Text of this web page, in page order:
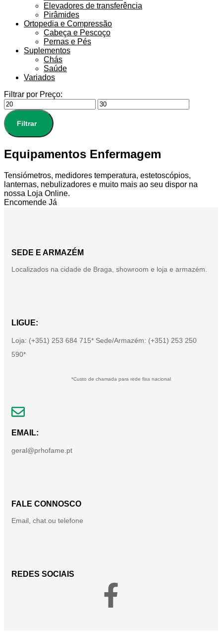
Elevadores de transferência
Pirâmides
Ortopedia e Compressão
Cabeça e Pescoço
Pernas e Pés
Suplementos
Chás
Saúde
Variados
Filtrar por Preço:
Filtrar
Equipamentos Enfermagem
Tensiómetros, medidores temperatura, estetoscópios,
lanternas, nebulizadores e muito mais ao seu dispor na
nossa Loja Online.
Encomende Já
SEDE E ARMAZÉM
Localizados na cidade de Braga, showroom e loja e armazém.
LIGUE:
Loja: (+351) 253 684 715* Sede/Armazém: (+351) 253 250
590*
*Custo de chamada para rede fixa nacional
EMAIL:
geral@prhofame.pt
FALE CONNOSCO
Email, chat ou telefone
REDES SOCIAIS